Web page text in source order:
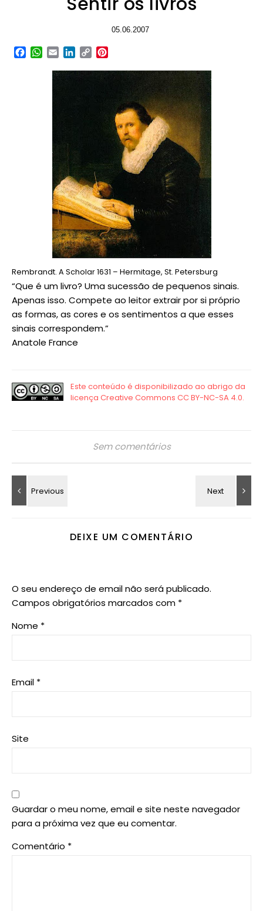
05.06.2007
Facebook
WhatsApp
EmailLinkedIn
Copy
Rembrandt. A Scholar 1631 – Hermitage, St. Petersburg
“Que é um livro? Uma sucessão de pequenos sinais.
Apenas isso. Compete ao leitor extrair por si próprio
as formas, as cores e os sentimentos a que esses
sinais correspondem.”
Anatole France
Sem comentários
DEIXE UM COMENTÁRIO
O seu endereço de email não será publicado.
Campos obrigatórios marcados com *
Nome *
Email *
Site
Guardar o meu nome, email e site neste navegador
para a próxima vez que eu comentar.
Comentário *